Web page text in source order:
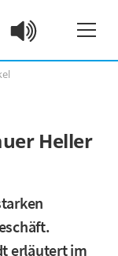
Heller
erläutert im